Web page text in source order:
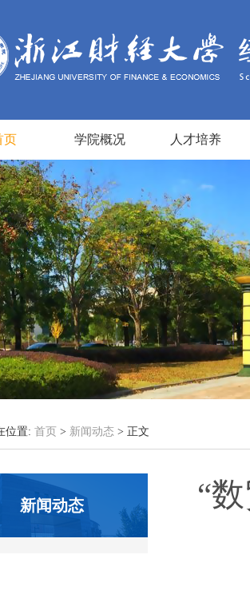
页 学院概况 人才培养
位置: 首页 > 新闻动态 > 正文
新闻动态 “